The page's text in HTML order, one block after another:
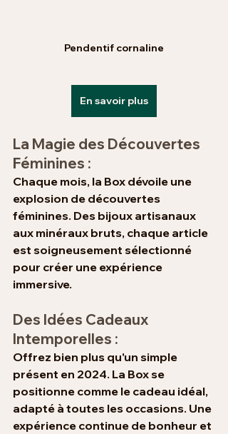
Pendentif cornaline
En savoir plus
La Magie des Découvertes
Féminines :
Chaque mois, la Box dévoile une
explosion de découvertes
féminines. Des bijoux artisanaux
aux minéraux bruts, chaque article
est soigneusement sélectionné
pour créer une expérience
immersive.
Des Idées Cadeaux
Intemporelles :
Offrez bien plus qu'un simple
présent en 2024. La Box se
positionne comme le cadeau idéal,
adapté à toutes les occasions. Une
expérience continue de bonheur et